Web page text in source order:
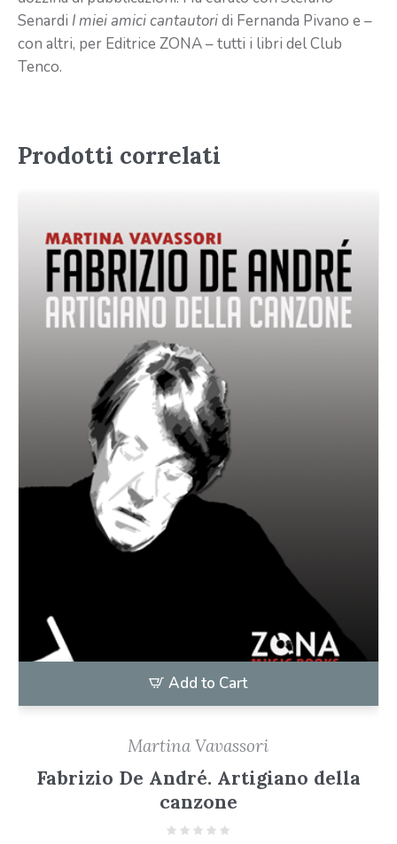
Senardi I miei amici cantautoridi Fernanda Pivano e –
con altri, per Editrice ZONA – tutti i libri del Club
Tenco.
Prodotti correlati
Add to Cart
Martina Vavassori
Fabrizio De André. Artigiano della
canzone